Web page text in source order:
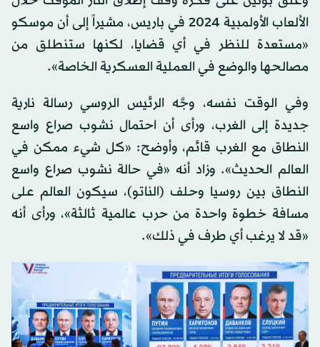
الألعاب الأولمبية 2024 في باريس، مشيراً إلى أن موسكو
«مستعدة للنظر في أي قضايا، لكنها ستنطلق من
مصالحها والوضع في العملية العسكرية الخاصة».
وفي الوقت نفسه، وجَّه الرئيس الروسي رسالة نارية
جديدة إلى الغرب، ورأى أن احتمال نشوب صراع واسع
النطاق مع الغرب قائم، وأوضح: «كل شيء ممكن في
العالم الحديث». وزاد أنه «في حالة نشوب صراع واسع
النطاق بين روسيا وحلف (الناتو)، سيكون العالم على
مسافة خطوة واحدة من حرب عالمية ثالثة»، ورأى أنه
«قد لا يرغب أي طرف في ذلك».